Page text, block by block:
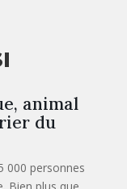
animal
du
000 personnes